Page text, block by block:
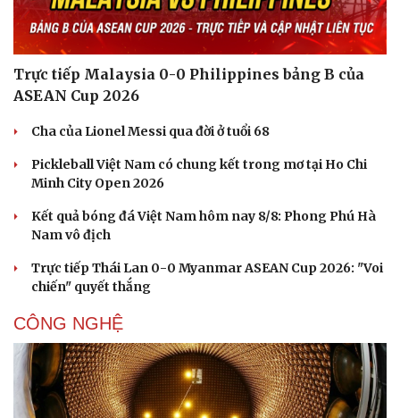
Trực tiếp Malaysia 0-0 Philippines bảng B của
ASEAN Cup 2026
Cha của Lionel Messi qua đời ở tuổi 68
Pickleball Việt Nam có chung kết trong mơ tại Ho Chi
Minh City Open 2026
Kết quả bóng đá Việt Nam hôm nay 8/8: Phong Phú Hà
Nam vô địch
Trực tiếp Thái Lan 0-0 Myanmar ASEAN Cup 2026: "Voi
chiến" quyết thắng
CÔNG NGHỆ